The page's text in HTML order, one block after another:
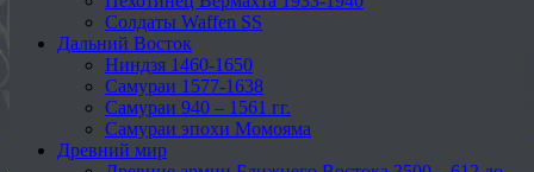
Солдаты Waffen SS
Дальний Восток
Ниндзя 1460-1650
Самураи 1577-1638
Самураи 940 – 1561 гг.
Самураи эпохи Момояма
Древний мир